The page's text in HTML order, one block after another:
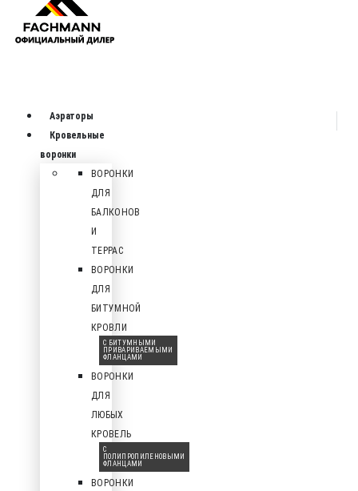
Аэраторы
Кровельные
воронки
ВОРОНКИ
ДЛЯ
БАЛКОНОВ
И
ТЕРРАС
ВОРОНКИ
ДЛЯ
БИТУМНОЙ
КРОВЛИ
С БИТУМНЫМИ
ПРИВАРИВАЕМЫМИ
ФЛАНЦАМИ
ВОРОНКИ
ДЛЯ
ЛЮБЫХ
КРОВЕЛЬ
С
ПОЛИПРОПИЛЕНОВЫМИ
ФЛАНЦАМИ
ВОРОНКИ